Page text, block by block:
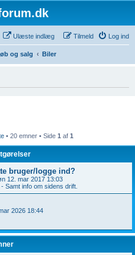
Ulæste indlæg Log ind
Tilmeld
og salg Biler
• 20 emner • Side 1 af 1
bruger/logge ind?
12. mar 2017 13:03
Samt info om sidens drift.
2026 18:44